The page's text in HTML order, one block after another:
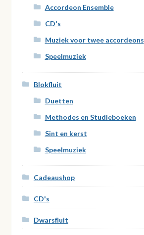
Accordeon Ensemble
CD's
Muziek voor twee accordeons
Speelmuziek
Blokfluit
Duetten
Methodes en Studieboeken
Sint en kerst
Speelmuziek
Cadeaushop
CD's
Dwarsfluit